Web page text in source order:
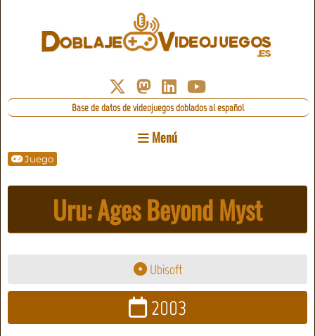
Base de datos de videojuegos doblados al español
Menú
Juego
Uru: Ages Beyond Myst
Ubisoft
2003